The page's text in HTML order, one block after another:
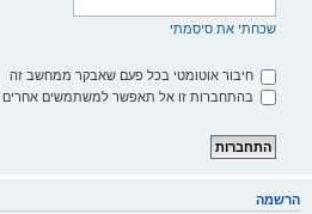
שכחתי את סיסמתי
חיבור אוטומטי בכל פעם שאבקר ממחשב זה
בהתחברות זו אל תאפשר למשתמשים אחרים
הרשמה